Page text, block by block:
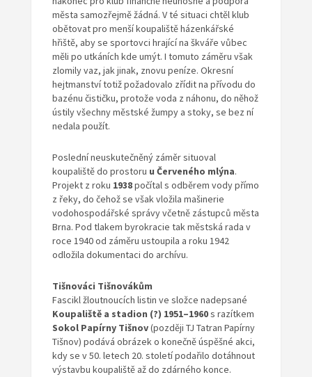
města samozřejmě žádná. V té situaci chtěl klub
obětovat pro menší koupaliště házenkářské
hřiště, aby se sportovci hrající na škváře vůbec
měli po utkáních kde umýt. I tomuto záměru však
zlomily vaz, jak jinak, znovu peníze. Okresní
hejtmanství totiž požadovalo zřídit na přívodu do
bazénu čističku, protože voda z náhonu, do něhož
ústily všechny městské žumpy a stoky, se bez ní
nedala použít.
Poslední neuskutečněný záměr situoval
koupaliště do prostoru u Červeného mlýna.
Projekt z roku 1938počítal s odběrem vody přímo
z řeky, do čehož se však vložila mašinerie
vodohospodářské správy včetně zástupců města
Brna. Pod tlakem byrokracie tak městská rada v
roce 1940 od záměru ustoupila a roku 1942
odložila dokumentaci do archívu.
Tišnováci Tišnovákům
Fascikl žloutnoucích listin ve složce nadepsané
Koupaliště a stadion (?) 1951–1960s razítkem
Sokol Papírny Tišnov(později TJ Tatran Papírny
Tišnov) podává obrázek o konečně úspěšné akci,
kdy se v 50. letech 20. století podařilo dotáhnout
výstavbu koupaliště až do zdárného konce.